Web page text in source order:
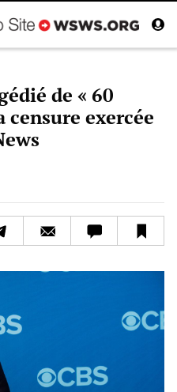
de « 60
exercée